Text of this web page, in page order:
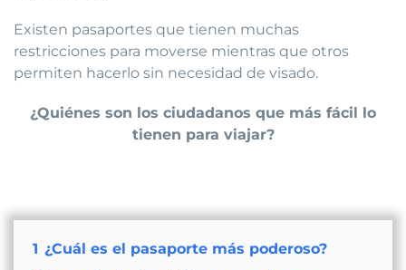
Existen pasaportes que tienen muchas
restricciones para moverse mientras que otros
permiten hacerlo sin necesidad de visado.
¿Quiénes son los ciudadanos que más fácil lo
tienen para viajar?
1 ¿Cuál es el pasaporte más poderoso?